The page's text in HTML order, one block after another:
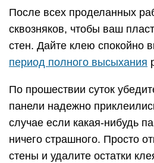
После всех проделанных
сквозняков, чтобы ваш
стен. Дайте клею спокойно
период полного высыхания
По прошествии суток
панели надежно
случае если какая-нибудь
ничего страшного. Просто
стены и удалите остатки